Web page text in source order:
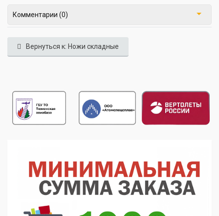
Комментарии (0)
Вернуться к: Ножи складные